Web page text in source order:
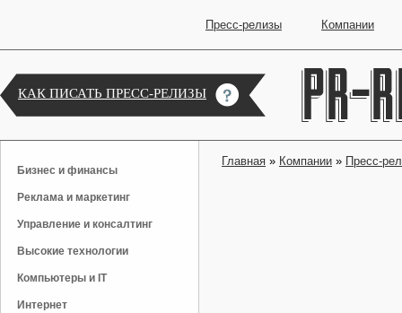
Пресс-релизы Компании
КАК ПИСАТЬ ПРЕСС-РЕЛИЗЫ
Бизнес и финансы
Реклама и маркетинг
Управление и консалтинг
Высокие технологии
Компьютеры и IT
Интернет
Главная » Компании » Пресс-